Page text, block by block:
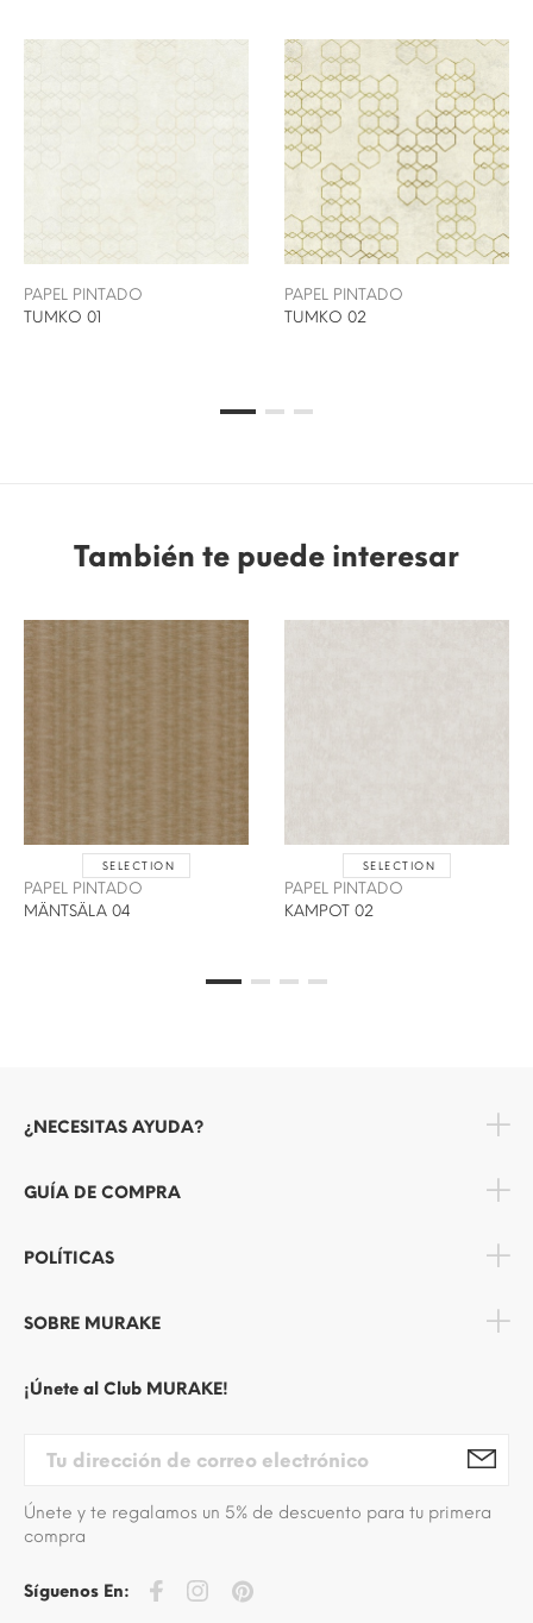
PAPEL PINTADO
TUMKO 01
PAPEL PINTADO
TUMKO 02
También te puede interesar
SELECTION
PAPEL PINTADO
MÄNTSÄLA 04
SELECTION
PAPEL PINTADO
KAMPOT 02
¿NECESITAS AYUDA?
GUÍA DE COMPRA
POLÍTICAS
SOBRE MURAKE
¡Únete al Club MURAKE!
Únete y te regalamos un 5% de descuento para tu primera
compra
Síguenos En: